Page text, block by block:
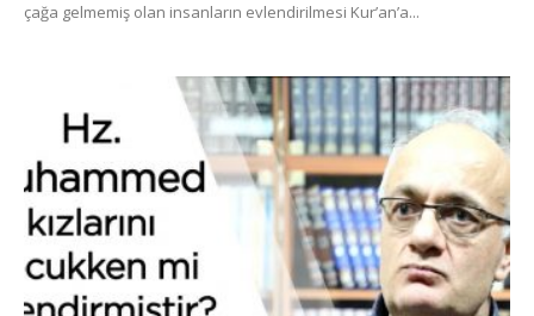
çağa gelmemiş olan insanların evlendirilmesi Kurʼanʼa...